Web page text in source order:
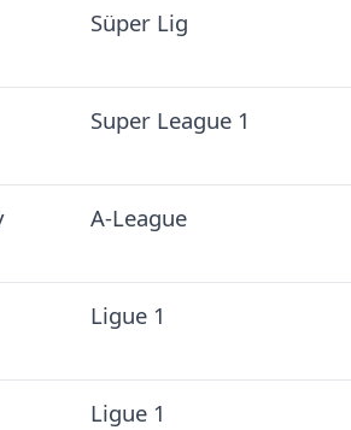
Süper Lig
Super League 1
A-League
Ligue 1
Ligue 1